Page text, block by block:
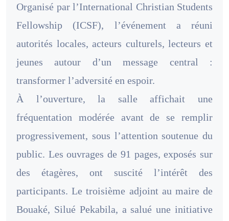
Organisé par l’International Christian Students
Fellowship (ICSF), l’événement a réuni
autorités locales, acteurs culturels, lecteurs et
jeunes autour d’un message central :
transformer l’adversité en espoir.
À l’ouverture, la salle affichait une
fréquentation modérée avant de se remplir
progressivement, sous l’attention soutenue du
public. Les ouvrages de 91 pages, exposés sur
des étagères, ont suscité l’intérêt des
participants. Le troisième adjoint au maire de
Bouaké, Silué Pekabila, a salué une initiative